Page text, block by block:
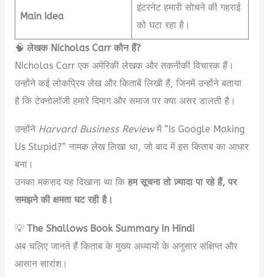
Main Idea
इंटरनेट हमारी सोचने की गहराई
को घटा रहा है।
🧠लेखक Nicholas Carr कौन हैं?
Nicholas Carr एक अमेरिकी लेखक और तकनीकी विचारक हैं।
उन्होंने कई लोकप्रिय लेख और किताबें लिखी हैं, जिनमें उन्होंने बताया
है कि टेक्नोलॉजी हमारे दिमाग और समाज पर क्या असर डालती है।
उन्होंने Harvard Business Reviewमें “Is Google Making
Us Stupid?” नामक लेख लिखा था, जो बाद में इस किताब का आधार
बना।
उनका मकसद यह दिखाना था किहम सूचना तो ज़्यादा पा रहे हैं, पर
समझने की क्षमता घट रही है।
💡The Shallows Book Summary in Hindi
अब चलिए जानते हैं किताब के मुख्य अध्यायों के अनुसार संक्षिप्त और
आसान सारांश।